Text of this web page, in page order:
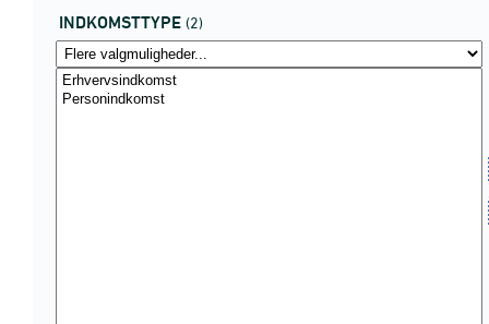
INDKOMSTTYPE (2)